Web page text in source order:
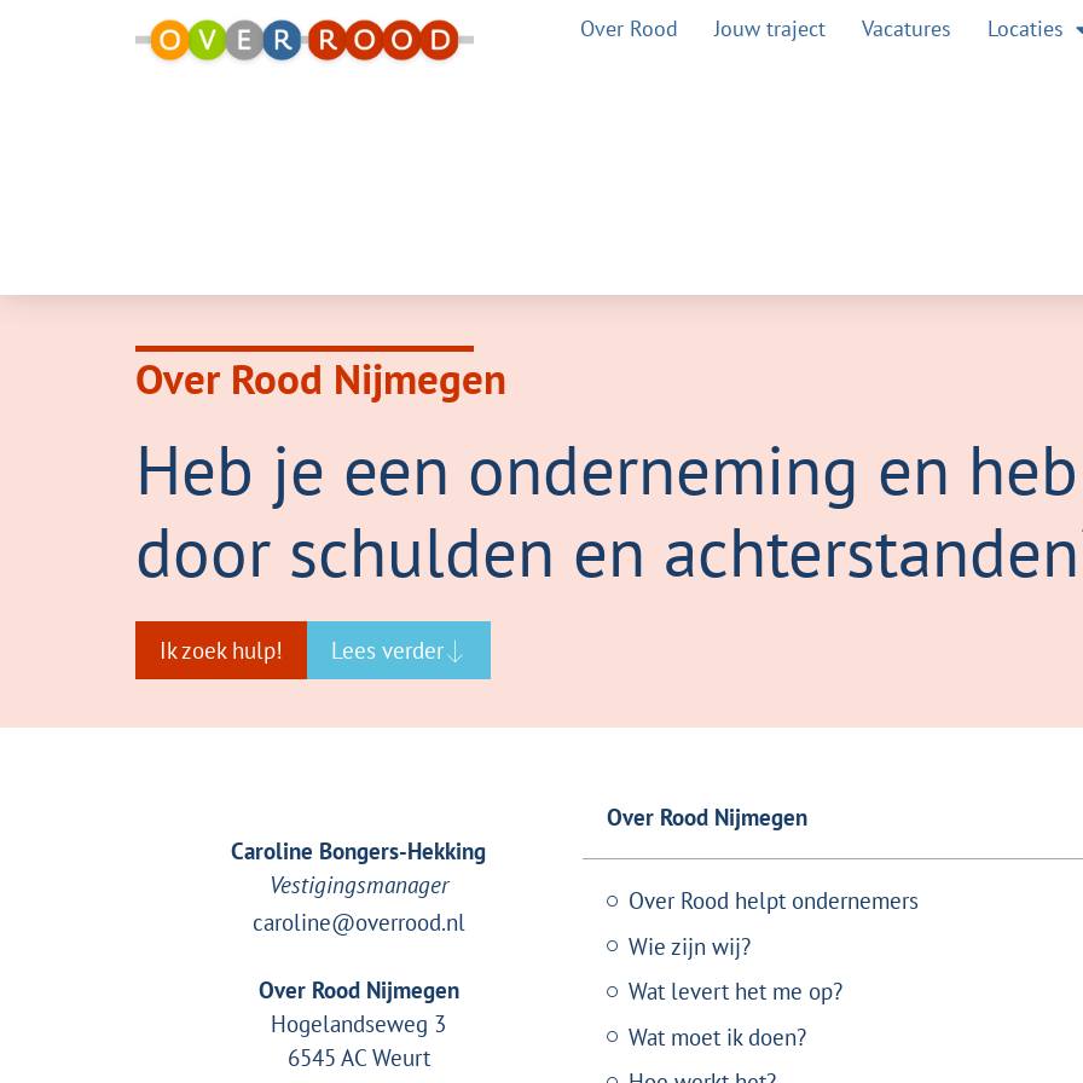
Over Rood Jouw traject Vacatures Locaties
Over Rood Nijmegen
Heb je een onderneming en
door schulden en
Ik zoek hulp! Lees verder
Caroline Bongers-Hekking
Vestigingsmanager
caroline@overrood.nl
Over Rood Nijmegen
Hogelandseweg 3
6545 AC Weurt
Over Rood Nijmegen
Over Rood helpt ondernemers
Wie zijn wij?
Wat levert het me op?
Wat moet ik doen?